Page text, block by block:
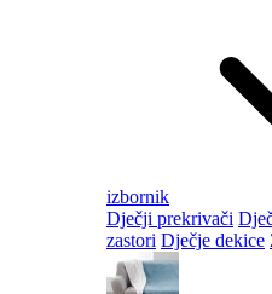
izbornik
Dječji prekrivači
zastori Dječje dekice